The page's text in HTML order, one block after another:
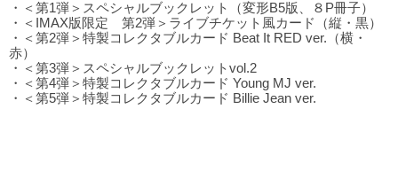
・＜第1弾＞スペシャルブックレット（変形B5版、８P冊子）
・＜IMAX版限定 第2弾＞ライブチケット風カード（縦・黒）
・＜第2弾＞特製コレクタブルカード Beat It RED ver.（横・
赤）
・＜第3弾＞スペシャルブックレットvol.2
・＜第4弾＞特製コレクタブルカード Young MJ ver.
・＜第5弾＞特製コレクタブルカード Billie Jean ver.